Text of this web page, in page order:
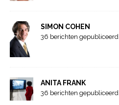
SIMON COHEN
36 berichten gepubliceerd
ANITA FRANK
36 berichten gepubliceerd